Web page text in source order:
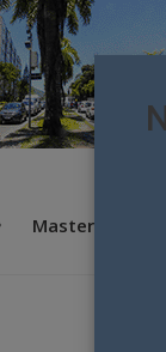
Mastercard